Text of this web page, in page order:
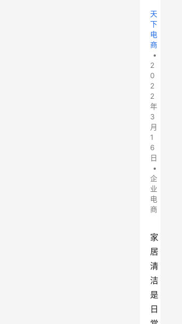
天
下
电
商
•
2
0
2
2
年
3
月
1
6
日
•
企
业
电
商
家
居
清
洁
是
日